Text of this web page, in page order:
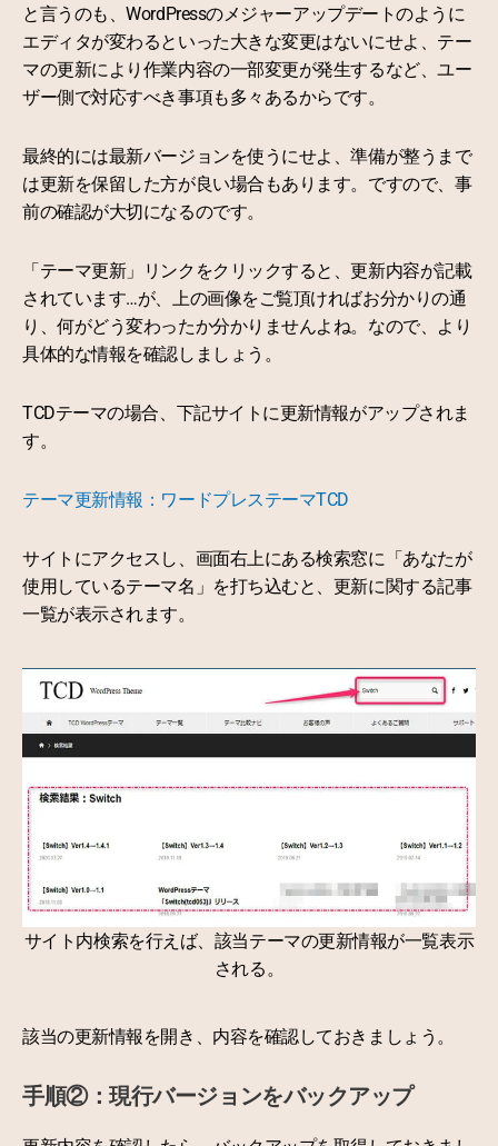
と言うのも、WordPressのメジャーアップデートのように
エディタが変わるといった大きな変更はないにせよ、テー
マの更新により作業内容の一部変更が発生するなど、ユー
ザー側で対応すべき事項も多々あるからです。
最終的には最新バージョンを使うにせよ、準備が整うまで
は更新を保留した方が良い場合もあります。ですので、事
前の確認が大切になるのです。
「テーマ更新」リンクをクリックすると、更新内容が記載
されています…が、上の画像をご覧頂ければお分かりの通
り、何がどう変わったか分かりませんよね。なので、より
具体的な情報を確認しましょう。
TCDテーマの場合、下記サイトに更新情報がアップされま
す。
テーマ更新情報：ワードプレステーマTCD
サイトにアクセスし、画面右上にある検索窓に「あなたが
使用しているテーマ名」を打ち込むと、更新に関する記事
一覧が表示されます。
サイト内検索を行えば、該当テーマの更新情報が一覧表示
される。
該当の更新情報を開き、内容を確認しておきましょう。
手順②：現行バージョンをバックアップ